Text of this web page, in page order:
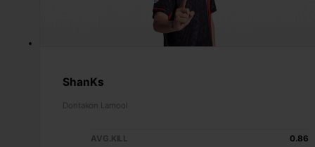
ShanKs
Dontakon Lamool
AVG.KILL
0.86